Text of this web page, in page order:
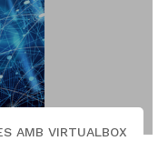
AMB VIRTUALBOX